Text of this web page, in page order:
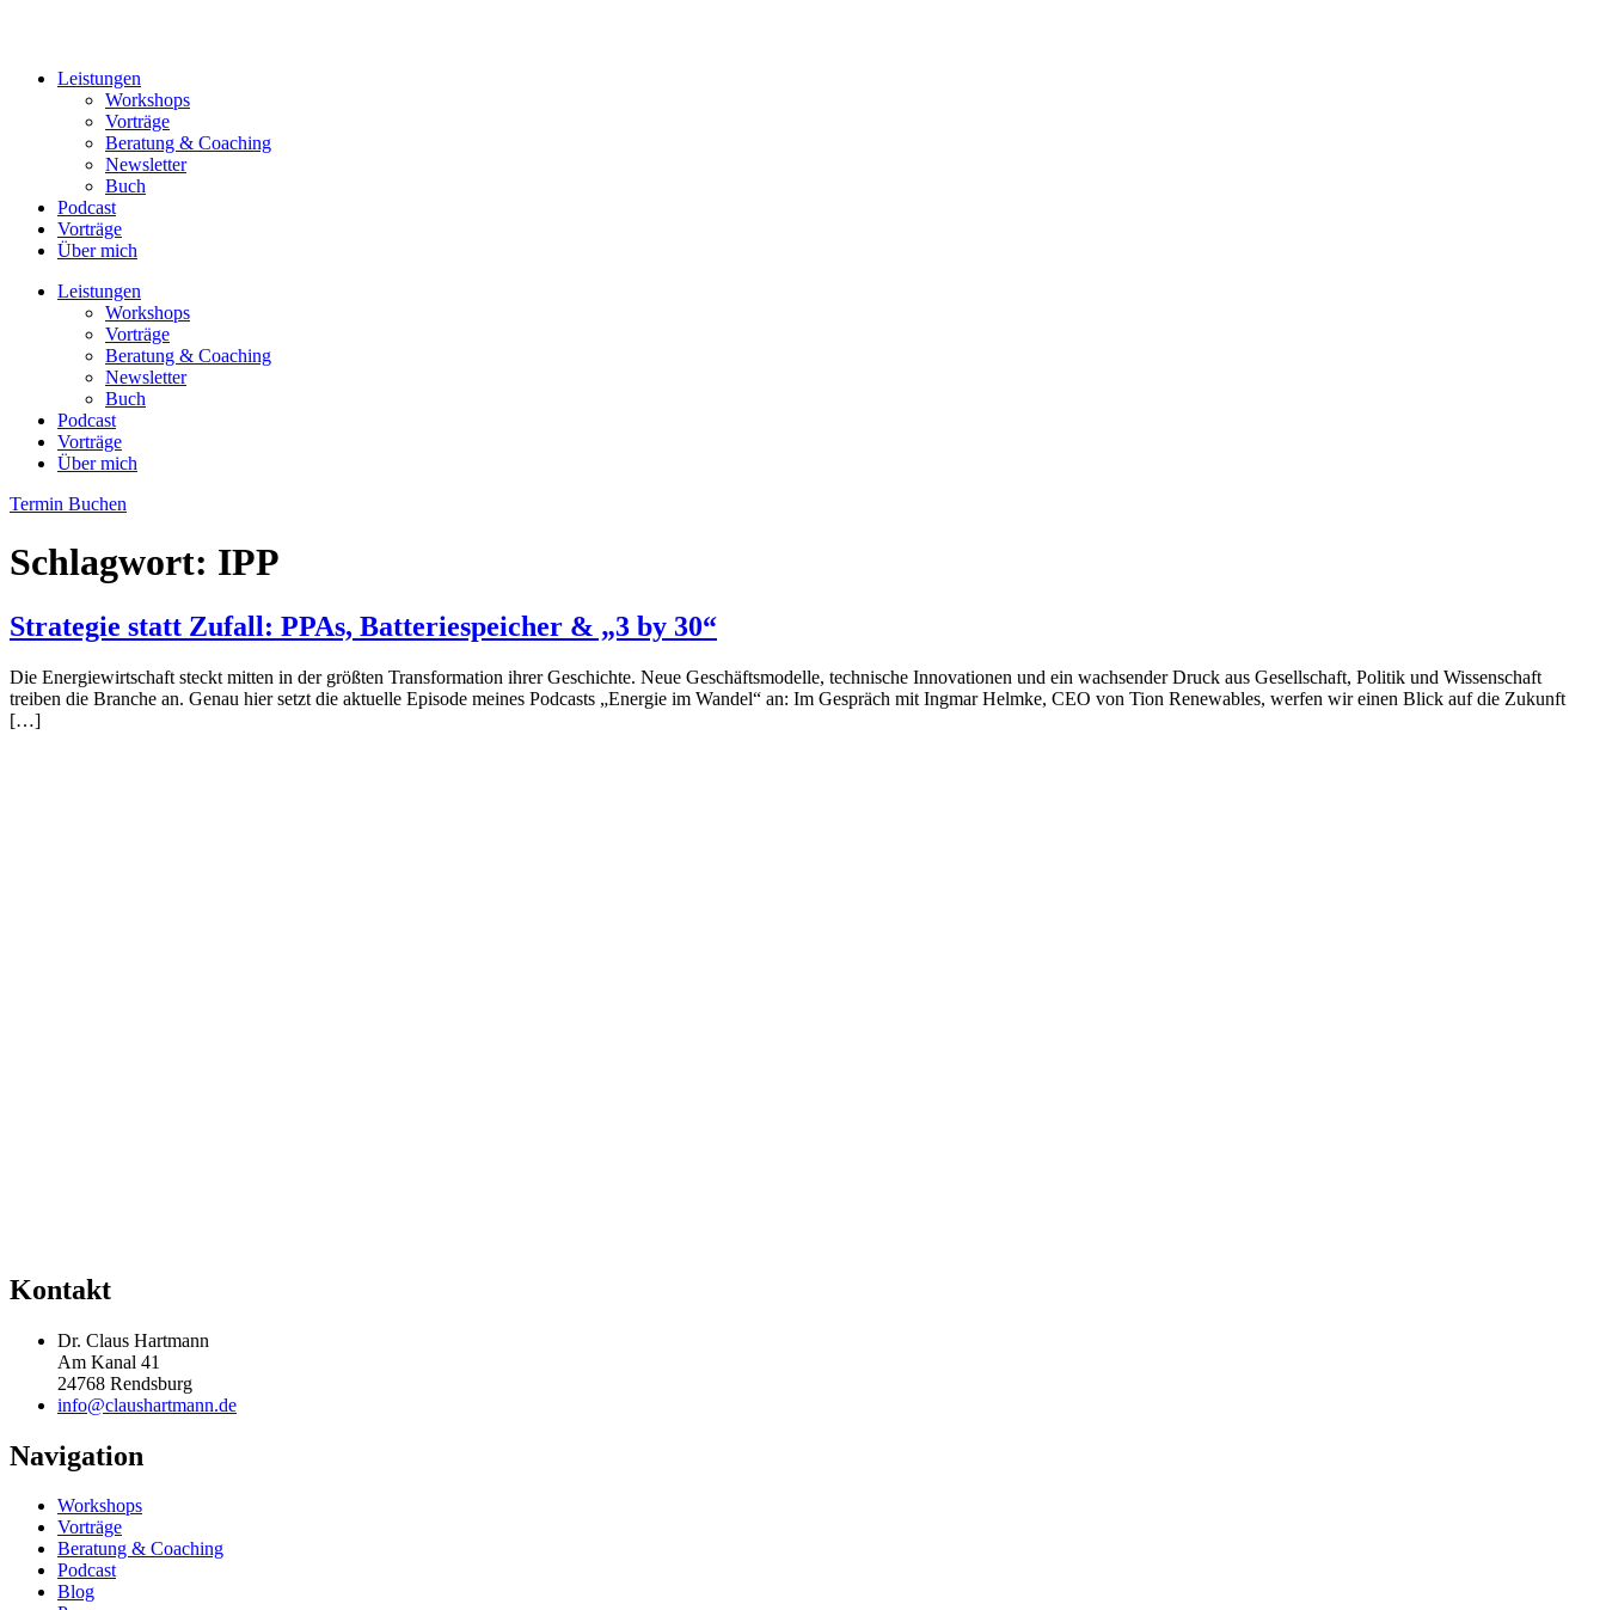
Leistungen
Workshops
Vorträge
Beratung & Coaching
Newsletter
Buch
Podcast
Vorträge
Über mich
Leistungen
Workshops
Vorträge
Beratung & Coaching
Newsletter
Buch
Podcast
Vorträge
Über mich
Termin Buchen
Schlagwort: IPP
Strategie statt Zufall: PPAs, Batteriespeicher & „3 by 30“
Die Energiewirtschaft steckt mitten in der größten Transformation ihrer Geschichte. Neue Geschäftsmodelle, technische Innovationen und ein wachsender Druck aus Gesellschaft, Politik und Wissenschaft
treiben die Branche an. Genau hier setzt die aktuelle Episode meines Podcasts „Energie im Wandel“ an: Im Gespräch mit Ingmar Helmke, CEO von Tion Renewables, werfen wir einen Blick auf die Zukunft
[…]
Kontakt
Dr. Claus Hartmann
Am Kanal 41
24768 Rendsburg
info@claushartmann.de
Navigation
Workshops
Vorträge
Beratung & Coaching
Podcast
Blog